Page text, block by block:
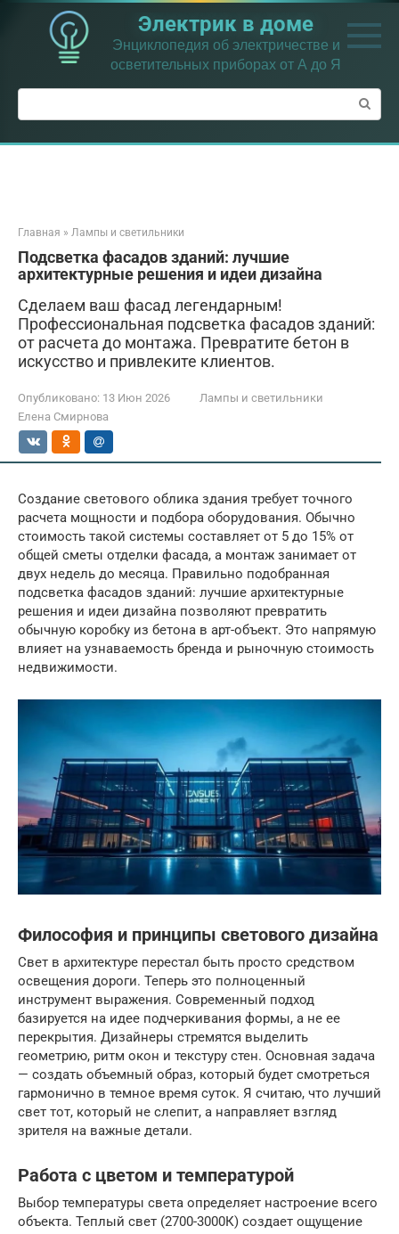
Перейти
контенту
Электрик в доме
Энциклопедия об электричестве и
осветительных приборах от А до Я
Поиск:
Главная » Лампы и светильники
Подсветка фасадов зданий: лучшие
архитектурные решения и идеи дизайна
Сделаем ваш фасад легендарным!
Профессиональная подсветка фасадов зданий:
от расчета до монтажа. Превратите бетон в
искусство и привлеките клиентов.
Опубликовано: 13 Июн 2026
Лампы и светильники
Елена Смирнова
Создание светового облика здания требует точного
расчета мощности и подбора оборудования. Обычно
стоимость такой системы составляет от 5 до 15% от
общей сметы отделки фасада, а монтаж занимает от
двух недель до месяца. Правильно подобранная
подсветка фасадов зданий: лучшие архитектурные
решения и идеи дизайна позволяют превратить
обычную коробку из бетона в арт-объект. Это напрямую
влияет на узнаваемость бренда и рыночную стоимость
недвижимости.
Философия и принципы светового дизайна
Свет в архитектуре перестал быть просто средством
освещения дороги. Теперь это полноценный
инструмент выражения. Современный подход
базируется на идее подчеркивания формы, а не ее
перекрытия. Дизайнеры стремятся выделить
геометрию, ритм окон и текстуру стен. Основная задача
— создать объемный образ, который будет смотреться
гармонично в темное время суток. Я считаю, что лучший
свет тот, который не слепит, а направляет взгляд
зрителя на важные детали.
Работа с цветом и температурой
Выбор температуры света определяет настроение всего
объекта. Теплый свет (2700-3000К) создает ощущение